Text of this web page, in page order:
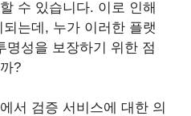
수 있습니다. 이로 인해
는데, 누가 이러한 플랫
명성을 보장하기 위한 점
?
서 검증 서비스에 대한 의